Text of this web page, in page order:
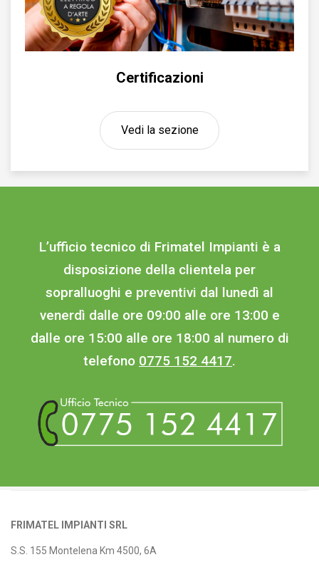
Certificazioni
Vedi la sezione
L’ufficio tecnico di Frimatel Impianti è a
disposizione della clientela per
sopralluoghi e preventivi dal lunedì al
venerdì dalle ore 09:00 alle ore 13:00 e
dalle ore 15:00 alle ore 18:00 al numero di
telefono 0775 152 4417.
FRIMATEL IMPIANTI SRL
S.S. 155 Montelena Km 4500, 6A